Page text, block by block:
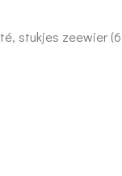
stukjes zeewier